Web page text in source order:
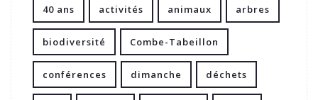
40 ans activités animaux arbres
biodiversité Combe-Tabeillon
conférences dimanche déchets